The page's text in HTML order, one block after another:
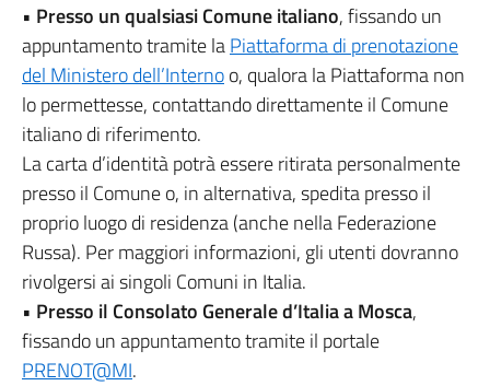
• Presso un qualsiasi Comune italiano, fissando un
appuntamento tramite laPiattaforma di prenotazione
del Ministero dell’Internoo, qualora la Piattaforma non
lo permettesse, contattando direttamente il Comune
italiano di riferimento.
La carta d’identità potrà essere ritirata personalmente
presso il Comune o, in alternativa, spedita presso il
proprio luogo di residenza (anche nella Federazione
Russa). Per maggiori informazioni, gli utenti dovranno
rivolgersi ai singoli Comuni in Italia.
• Presso il Consolato Generale d’Italia a Mosca,
fissando un appuntamento tramite il portale
PRENOT@MI.